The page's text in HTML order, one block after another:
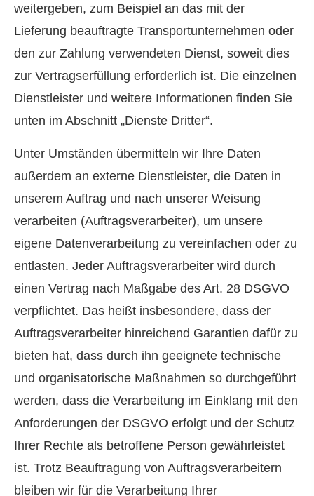
weitergeben, zum Beispiel an das mit der
Lieferung beauftragte Transportunternehmen oder
den zur Zahlung verwendeten Dienst, soweit dies
zur Vertragserfüllung erforderlich ist. Die einzelnen
Dienstleister und weitere Informationen finden Sie
unten im Abschnitt „Dienste Dritter“.
Unter Umständen übermitteln wir Ihre Daten
außerdem an externe Dienstleister, die Daten in
unserem Auftrag und nach unserer Weisung
verarbeiten (Auftragsverarbeiter), um unsere
eigene Datenverarbeitung zu vereinfachen oder zu
entlasten. Jeder Auftragsverarbeiter wird durch
einen Vertrag nach Maßgabe des Art. 28 DSGVO
verpflichtet. Das heißt insbesondere, dass der
Auftragsverarbeiter hinreichend Garantien dafür zu
bieten hat, dass durch ihn geeignete technische
und organisatorische Maßnahmen so durchgeführt
werden, dass die Verarbeitung im Einklang mit den
Anforderungen der DSGVO erfolgt und der Schutz
Ihrer Rechte als betroffene Person gewährleistet
ist. Trotz Beauftragung von Auftragsverarbeitern
bleiben wir für die Verarbeitung Ihrer